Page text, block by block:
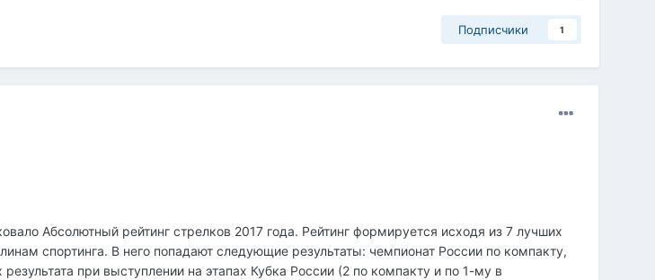
Подписчики 1
Абсолютный рейтинг стрелков 2017 года. Рейтинг формируется исходя из 7 лучших
спортинга. В него попадают следующие результаты: чемпионат России по компакту,
при выступлении на этапах Кубка России (2 по компакту и по 1-му в